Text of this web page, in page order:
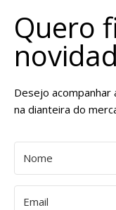
Quero
Desejo acompanhar
na dianteira do